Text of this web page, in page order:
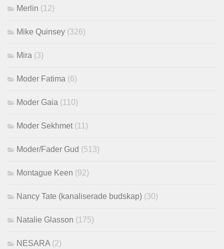
Merlin (12)
Mike Quinsey (326)
Mira (3)
Moder Fatima (6)
Moder Gaia (110)
Moder Sekhmet (11)
Moder/Fader Gud (513)
Montague Keen (92)
Nancy Tate (kanaliserade budskap) (30)
Natalie Glasson (175)
NESARA (2)